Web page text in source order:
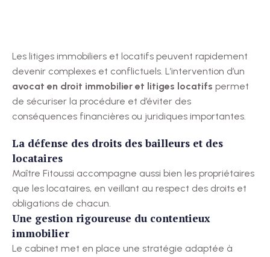
Les litiges immobiliers et locatifs peuvent rapidement
devenir complexes et conflictuels. L’intervention d’un
avocat en droit immobilier et litiges locatifs permet
de sécuriser la procédure et d’éviter des
conséquences financières ou juridiques importantes.
La défense des droits des bailleurs et des
locataires
Maître Fitoussi accompagne aussi bien les propriétaires
que les locataires, en veillant au respect des droits et
obligations de chacun.
Une gestion rigoureuse du contentieux
immobilier
Le cabinet met en place une stratégie adaptée à